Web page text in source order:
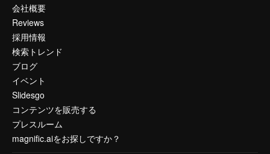
会社概要
Reviews
採用情報
検索トレンド
ブログ
イベント
Slidesgo
コンテンツを販売する
プレスルーム
magnific.aiをお探しですか？